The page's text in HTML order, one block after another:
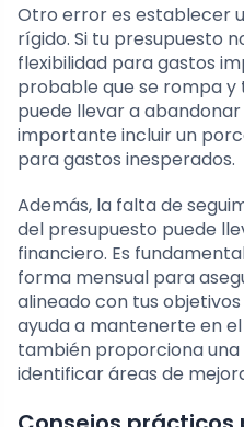
Otro error es establecer
rígido. Si tu presupuesto
flexibilidad para gastos
probable que se rompa y
puede llevar a
importante incluir un
para gastos inesperados.
Además, la falta de
del presupuesto puede
financiero. Es
forma mensual para
alineado con tus
ayuda a mantenerte en
también proporciona
identificar áreas de